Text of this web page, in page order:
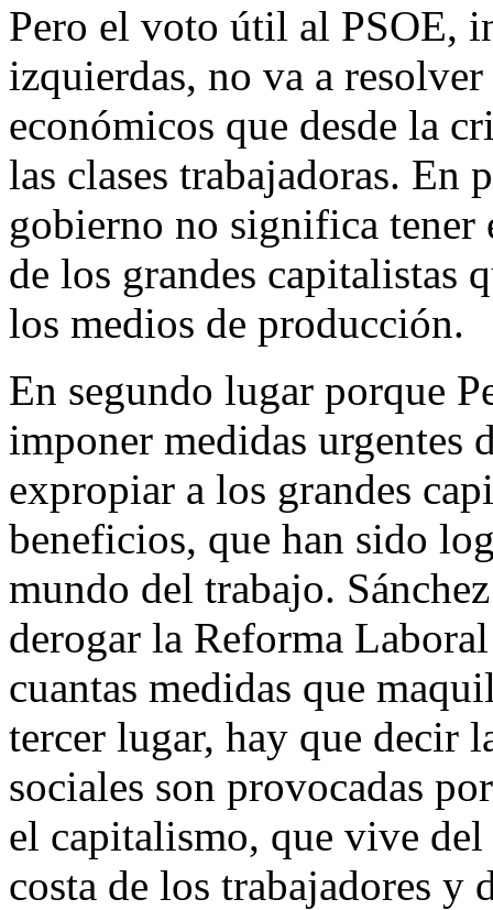
Pero el voto útil al PSOE,
izquierdas, no va a
económicos que desde la
las clases trabajadoras. En
gobierno no significa tener
de los grandes capitalistas
los medios de producción.
En segundo lugar porque
imponer medidas urgentes
expropiar a los grandes
beneficios, que han sido
mundo del trabajo.
derogar la Reforma
cuantas medidas que
tercer lugar, hay que decir
sociales son provocadas
el capitalismo, que vive
costa de los trabajadores y